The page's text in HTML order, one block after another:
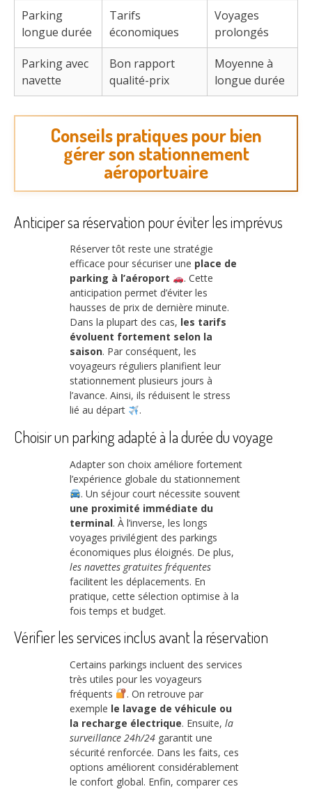
Parking
longue durée
Tarifs
économiques
Voyages
prolongés
Parking avec
navette
Bon rapport
qualité-prix
Moyenne à
longue durée
Conseils pratiques pour bien
gérer son stationnement
aéroportuaire
Anticiper sa réservation pour éviter les imprévus
Réserver tôt reste une stratégie
efficace pour sécuriser une place de
parking à l’aéroport
. Cette
anticipation permet d’éviter les
hausses de prix de dernière minute.
Dans la plupart des cas, les tarifs
évoluent fortement selon la
saison. Par conséquent, les
voyageurs réguliers planifient leur
stationnement plusieurs jours à
l’avance. Ainsi, ils réduisent le stress
lié au départ
.
Choisir un parking adapté à la durée du voyage
Adapter son choix améliore fortement
l’expérience globale du stationnement
. Un séjour court nécessite souvent
une proximité immédiate du
terminal. À l’inverse, les longs
voyages privilégient des parkings
économiques plus éloignés. De plus,
les navettes gratuites fréquentes
facilitent les déplacements. En
pratique, cette sélection optimise à la
fois temps et budget.
Vérifier les services inclus avant la réservation
Certains parkings incluent des services
très utiles pour les voyageurs
fréquents
. On retrouve par
exemple le lavage de véhicule ou
la recharge électrique. Ensuite, la
surveillance 24h/24 garantit une
sécurité renforcée. Dans les faits, ces
options améliorent considérablement
le confort global. Enfin, comparer ces